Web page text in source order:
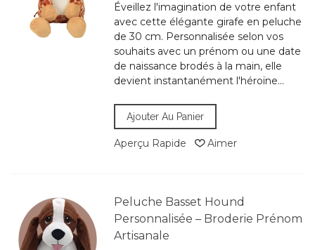
Éveillez l'imagination de votre enfant
avec cette élégante girafe en peluche
de 30 cm. Personnalisée selon vos
souhaits avec un prénom ou une date
de naissance brodés à la main, elle
devient instantanément l'héroïne...
Ajouter Au Panier
Aperçu Rapide Aimer
Peluche Basset Hound
Personnalisée – Broderie Prénom
Artisanale